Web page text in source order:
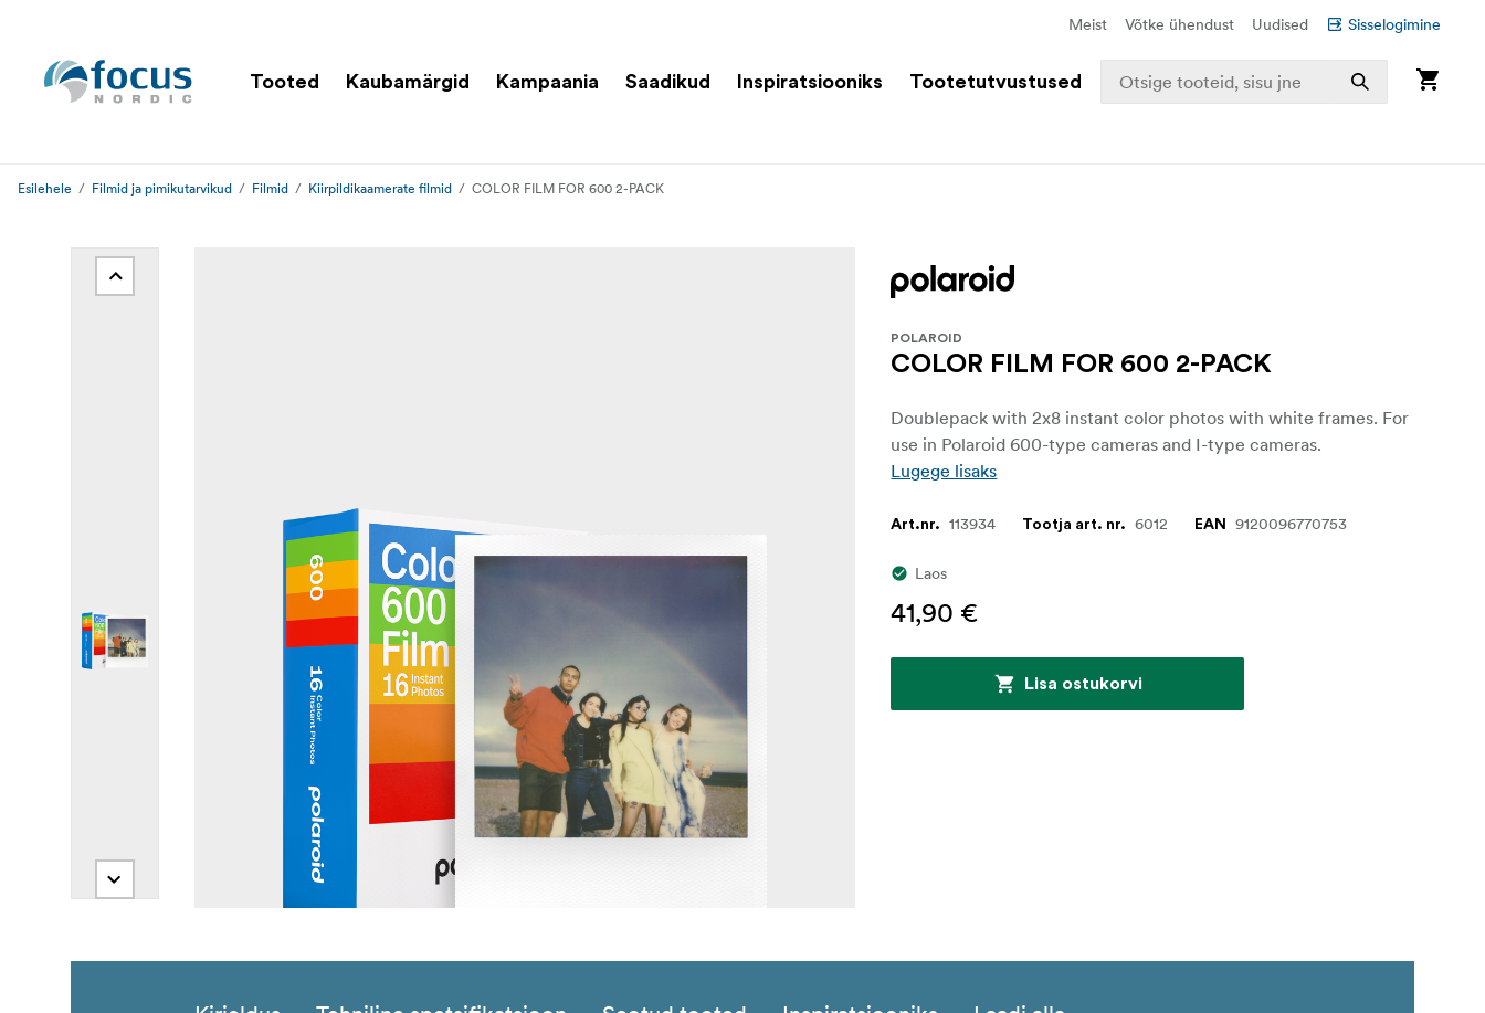
Meist Võtke ühendust Uudised Sisselogimine
Tooted Kaubamärgid Kampaania Saadikud Inspiratsiooniks Tootetutvustused
Esilehele Filmid ja pimikutarvikud Filmid Kiirpildikaamerate filmid COLOR FILM FOR 600 2-PACK
POLAROID
COLOR FILM FOR 600 2-PACK
Doublepack with 2x8 instant color photos with white frames. For
use in Polaroid 600-type cameras and I-type cameras.
Lugege lisaks
Art.nr. 113934 Tootja art. nr. 6012 EAN 9120096770753
Laos
41,90 €
Lisa ostukorvi